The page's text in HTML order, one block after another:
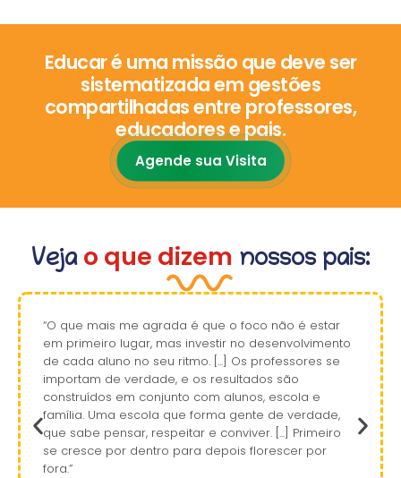
Educar é uma missão que deve ser
sistematizada em gestões
compartilhadas entre professores,
educadores e pais.
Agende sua Visita
Veja o que dizem nossos pais:
“O que mais me agrada é que o foco não é estar
em primeiro lugar, mas investir no desenvolvimento
de cada aluno no seu ritmo. [...] Os professores se
importam de verdade, e os resultados são
construídos em conjunto com alunos, escola e
família. Uma escola que forma gente de verdade,
que sabe pensar, respeitar e conviver. [...] Primeiro
se cresce por dentro para depois florescer por
fora.”